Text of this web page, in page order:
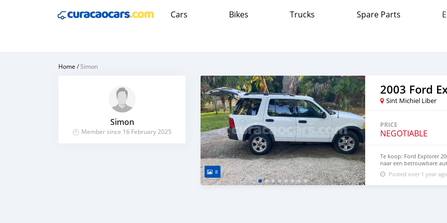
Cars Bikes Trucks Spare Parts
Home /Simon
Simon
Member since 16 February 2025
8
2003 Ford
Sint Michiel Liber
PRICE
NEGOTIABLE
Te koop: Ford Explorer
naar een betrouwbare
heeft 184.471 kilometer
aandacht nodig, maar is
kleine klussen kan
Posted over 1 year ago